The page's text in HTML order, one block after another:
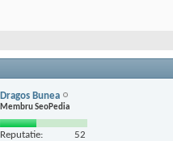
Dragos Bunea
Membru SeoPedia
Reputatie: 52